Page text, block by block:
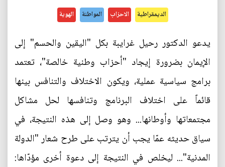
الديمقراطية الاحزاب المواطنة الهوية
يدعو الدكتور رحيل غرايبة بكل "اليقين والحسم" إلى
الإيمان بضرورة إيجاد "أحزاب وطنية خالصة"، تعتمد
برامج سياسية عملية، ويكون الاختلاف والتنافس بينها
قائماً على اختلاف البرنامج وتنافسها لحل مشاكل
مجتمعاتها وأوطانها... وهو وصل إلى هذه النتيجة، في
سياق حديثه عمّا يجب أن يترتب على طرح شعار "الدولة
المدنية"... ليخلص في النتيجة إلى دعوة أخرى مؤدّاها: